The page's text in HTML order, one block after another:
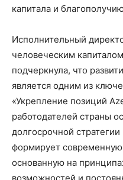
капитала и
Исполнительный
человеческим
подчеркнула, что
является одним из
«Укрепление позиций
работодателей страны
долгосрочной
формирует
основанную на